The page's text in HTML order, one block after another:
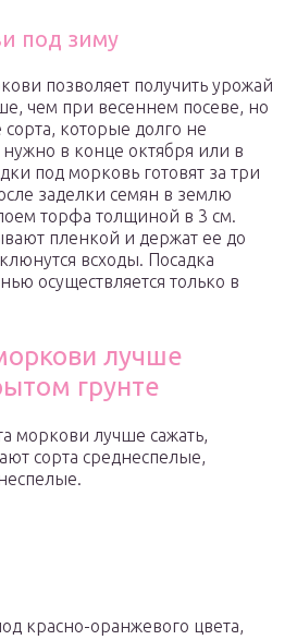
под зиму
позволяет получить урожай
чем при весеннем посеве, но
которые долго не
нужно в конце октября или в
под морковь готовят за три
заделки семян в землю
торфа толщиной в 3 см.
пленкой и держат ее до
всходы. Посадка
осуществляется только в
лучше
грунте
моркови лучше сажать,
сорта среднеспелые,
красно-оранжевого цвета,